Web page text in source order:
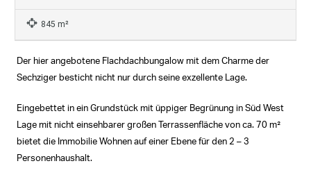
845 m²
Der hier angebotene Flachdachbungalow mit dem Charme der
Sechziger besticht nicht nur durch seine exzellente Lage.
Eingebettet in ein Grundstück mit üppiger Begrünung in Süd West
Lage mit nicht einsehbarer großen Terrassenfläche von ca. 70 m²
bietet die Immobilie Wohnen auf einer Ebene für den 2 – 3
Personenhaushalt.